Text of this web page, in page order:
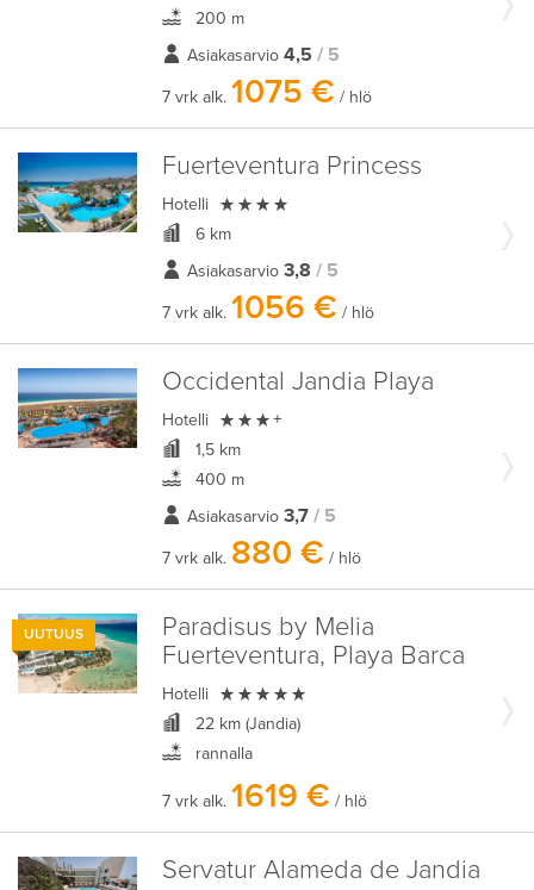
200 m
Asiakasarvio 4,5 / 5
7 vrk alk. 1075 € / hlö
Fuerteventura Princess
Hotelli 
6 km
Asiakasarvio 3,8 / 5
7 vrk alk. 1056 € / hlö
Occidental Jandia Playa
Hotelli  +
1,5 km
400 m
Asiakasarvio 3,7 / 5
7 vrk alk. 880 € / hlö
UUTUUS
Paradisus by Melia
Fuerteventura, Playa Barca
Hotelli 
22 km (Jandia)
rannalla
7 vrk alk. 1619 € / hlö
Servatur Alameda de Jandia